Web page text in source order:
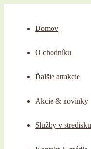
Domov
O chodníku
Ďalšie atrakcie
Akcie & novinky
Služby v stredisku